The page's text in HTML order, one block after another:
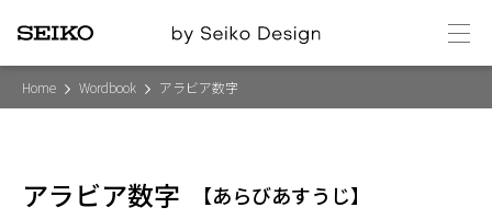
メ
ニ
ュ
Home Wordbook アラビア数字
アラビア数字 【あらびあすうじ】